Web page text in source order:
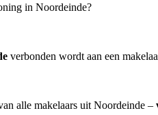
in Noordeinde?
verbonden wordt aan een
alle makelaars uit Noordeinde –